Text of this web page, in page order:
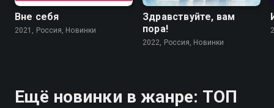
Вне себя
2021, Россия, Новинки
Здравствуйте, вам
пора!
2022, Россия, Новинки
Ещё новинки в жанре: ТОП